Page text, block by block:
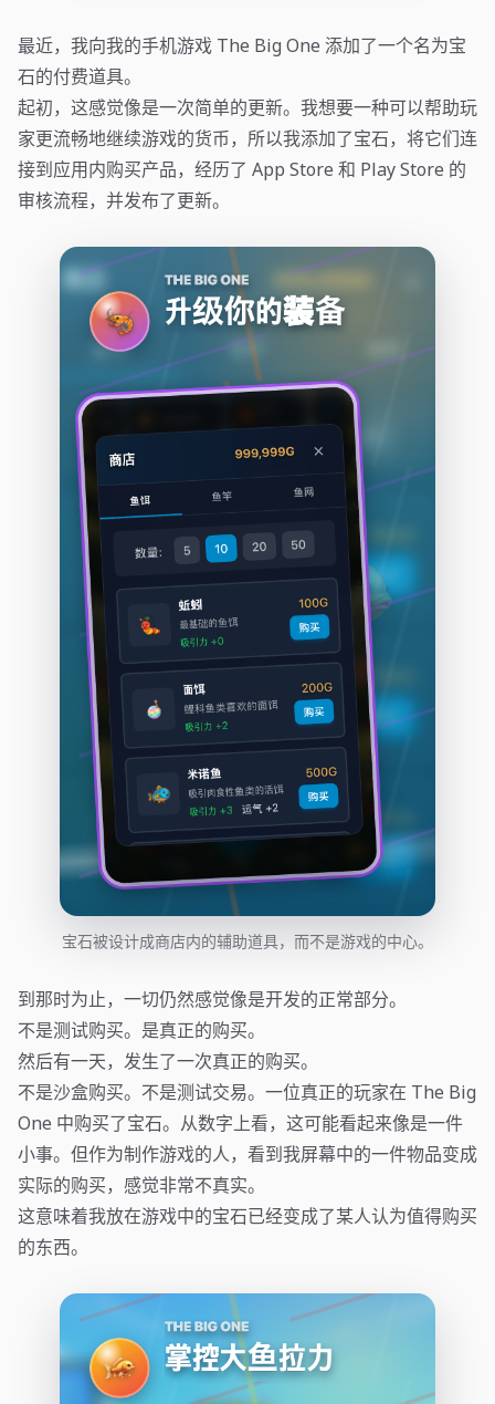
最近，我向我的手机游戏 The Big One 添加了一个名为宝
石的付费道具。
起初，这感觉像是一次简单的更新。我想要一种可以帮助玩
家更流畅地继续游戏的货币，所以我添加了宝石，将它们连
接到应用内购买产品，经历了 App Store 和 Play Store 的
审核流程，并发布了更新。
宝石被设计成商店内的辅助道具，而不是游戏的中心。
到那时为止，一切仍然感觉像是开发的正常部分。
不是测试购买。是真正的购买。
然后有一天，发生了一次真正的购买。
不是沙盒购买。不是测试交易。一位真正的玩家在 The Big
One 中购买了宝石。从数字上看，这可能看起来像是一件
小事。但作为制作游戏的人，看到我屏幕中的一件物品变成
实际的购买，感觉非常不真实。
这意味着我放在游戏中的宝石已经变成了某人认为值得购买
的东西。